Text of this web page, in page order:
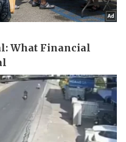
Ô tô
Xe máy